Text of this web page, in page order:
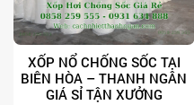
XỐP NỔ CHỐNG SỐC TẠI
BIÊN HÒA – THANH NGÂN
GIÁ SỈ TẬN XƯỞNG